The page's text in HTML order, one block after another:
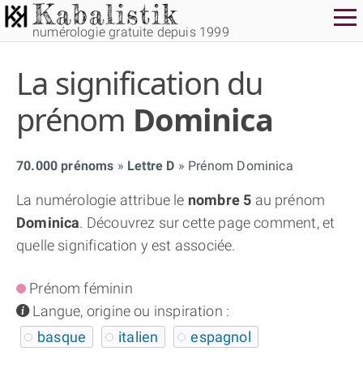
numérologie gratuite depuis 1999
La signification du
prénom Dominica
70.000 prénoms Lettre D Prénom Dominica
La numérologie attribue le nombre 5 au prénom
Dominica. Découvrez sur cette page comment, et
quelle signification y est associée.
Prénom féminin
infoLangue, origine ou inspiration :
basque
italien espagnol
THÈME GRATUIT
THÈME NUMÉROLOGIQUE APPROFONDI
THÈME TEMPOREL
NUMÉROSCOPE